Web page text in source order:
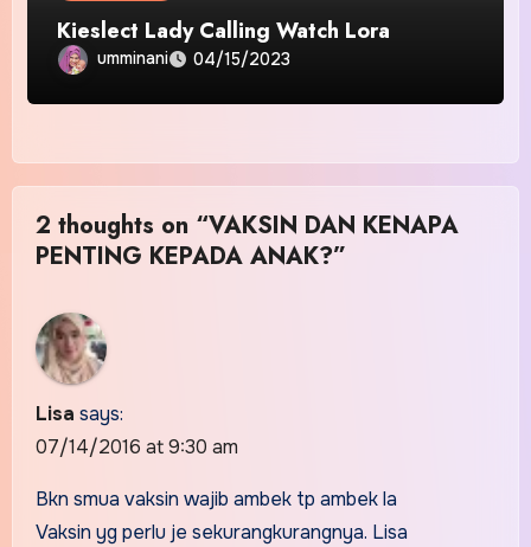
Kieslect Lady Calling Watch Lora
umminani 04/15/2023
2 thoughts on “VAKSIN DAN KENAPA
PENTING KEPADA ANAK?”
Lisa says:
07/14/2016 at 9:30 am
Bkn smua vaksin wajib ambek tp ambek la
Vaksin yg perlu je sekurangkurangnya. Lisa